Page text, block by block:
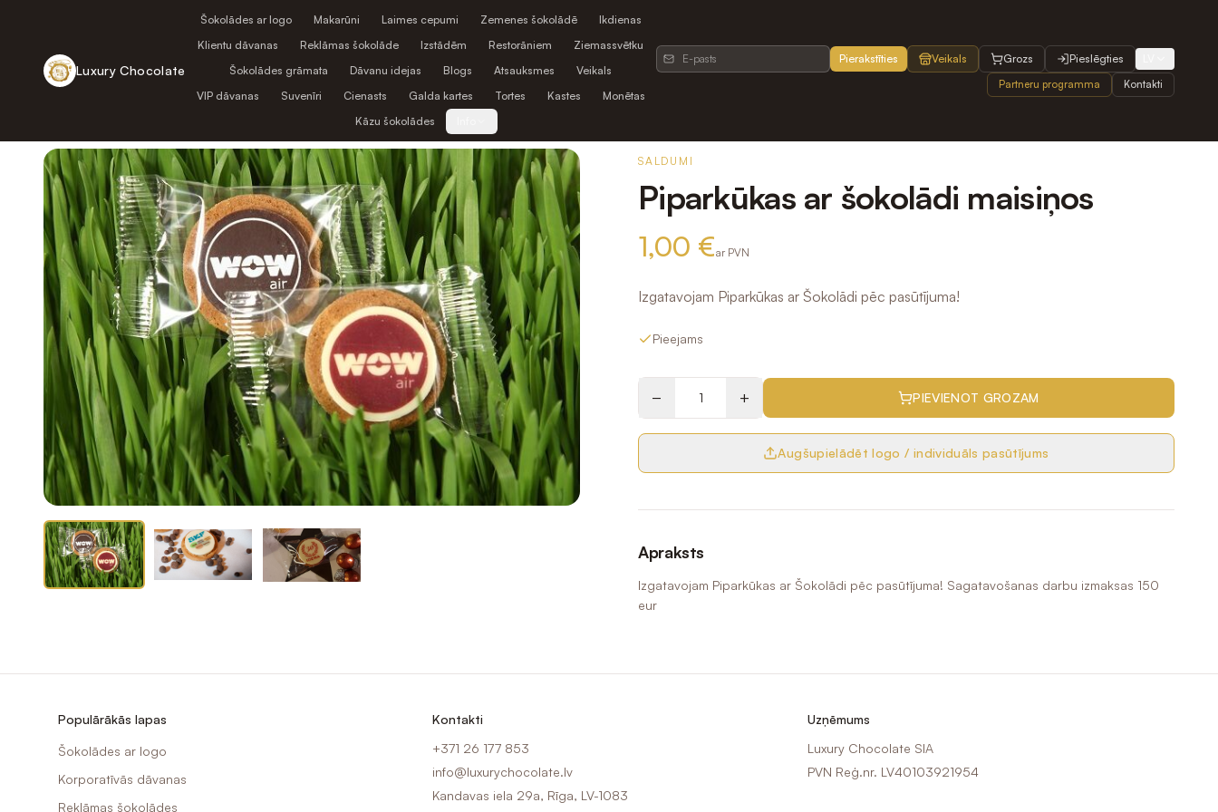
Luxury Chocolate
Šokolādes ar logo Makarūni Laimes cepumi Zemenes šokolādē
Ikdienas
Klientu dāvanas
Reklāmas šokolāde Izstādēm Restorāniem
Ziemassvētku
Šokolādes grāmata
Dāvanu idejas Blogs Atsauksmes
Veikals
VIP dāvanas
Suvenīri Cienasts Galda kartes Tortes Kastes
Monētas
Kāzu šokolādes
Pierakstīties Veikals Grozs Pieslēgties
Partneru programma Kontakti
SALDUMI
Piparkūkas ar šokolādi maisiņos
1,00 €ar PVN
Izgatavojam Piparkūkas ar Šokolādi pēc pasūtījuma!
Pieejams
− + PIEVIENOT GROZAM
Augšupielādēt logo / individuāls pasūtījums
Apraksts
Izgatavojam Piparkūkas ar Šokolādi pēc pasūtījuma! Sagatavošanas darbu izmaksas 150
eur
Populārākās lapas
Šokolādes ar logo
Korporatīvās dāvanas
Reklāmas šokolādes
Kontakti
+371 26 177 853
info@luxurychocolate.lv
Kandavas iela 29a, Rīga, LV-1083
Uzņēmums
Luxury Chocolate SIA
PVN Reģ.nr. LV40103921954